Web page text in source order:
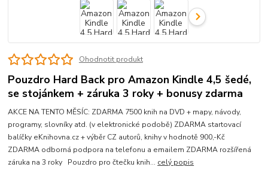
Ohodnotit produkt
Pouzdro Hard Back pro Amazon Kindle 4,5 šedé,
se stojánkem + záruka 3 roky + bonusy zdarma
AKCE NA TENTO MĚSÍC: ZDARMA 7500 knih na DVD + mapy, návody,
programy, slovníky atd. (v elektronické podobě) ZDARMA startovací
balíčky eKnihovna.cz + výběr CZ autorů, knihy v hodnotě 900,-Kč
ZDARMA odborná podpora na telefonu a emailem ZDARMA rozšířená
záruka na 3 roky Pouzdro pro čtečku knih... celý popis